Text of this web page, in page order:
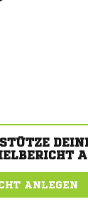
ANLEGEN